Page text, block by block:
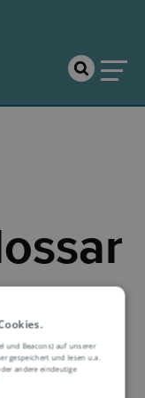
und Beacons) auf unserer
gespeichert und lesen u.a.
andere eindeutige